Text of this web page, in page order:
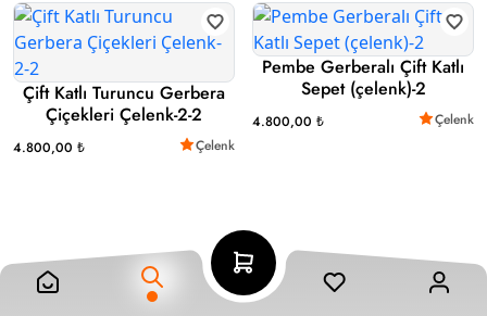
Çift Katlı Turuncu Gerbera
Çiçekleri Çelenk-2-2
4.800,00 ₺ Çelenk
Pembe Gerberalı Çift Katlı
Sepet (çelenk)-2
4.800,00 ₺ Çelenk